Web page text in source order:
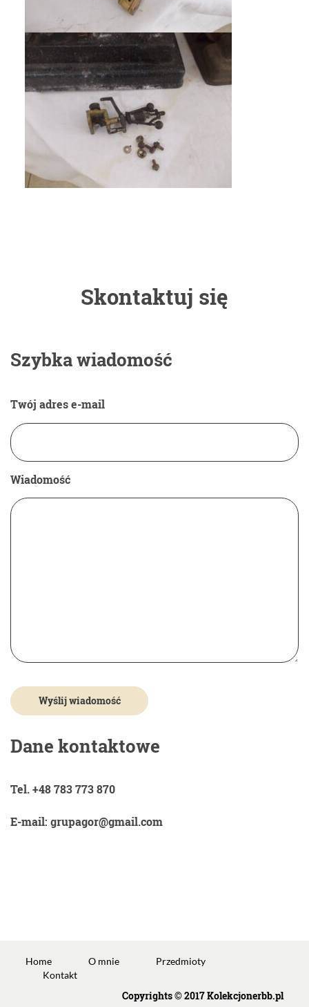
Skontaktuj się
Szybka wiadomość
Twój adres e-mail
Wiadomość
Dane kontaktowe
Tel. +48 783 773 870
E-mail: grupagor@gmail.com
Home O mnie
Przedmioty
Kontakt
Copyrights © 2017 Kolekcjonerbb.pl